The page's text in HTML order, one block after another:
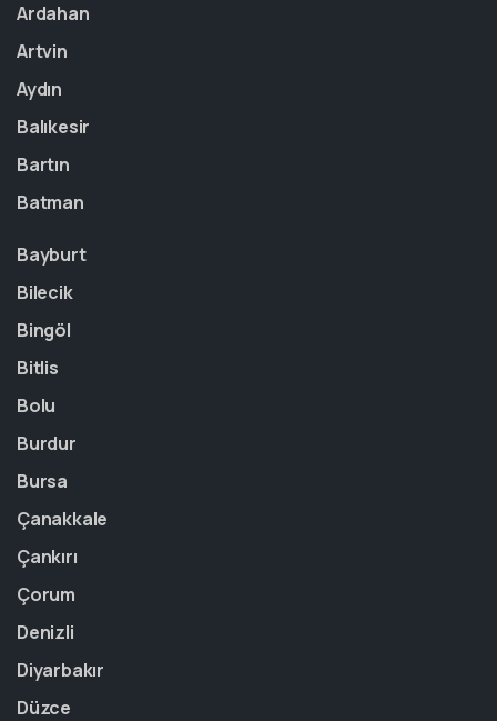
Ardahan
Artvin
Aydın
Balıkesir
Bartın
Batman
Bayburt
Bilecik
Bingöl
Bitlis
Bolu
Burdur
Bursa
Çanakkale
Çankırı
Çorum
Denizli
Diyarbakır
Düzce